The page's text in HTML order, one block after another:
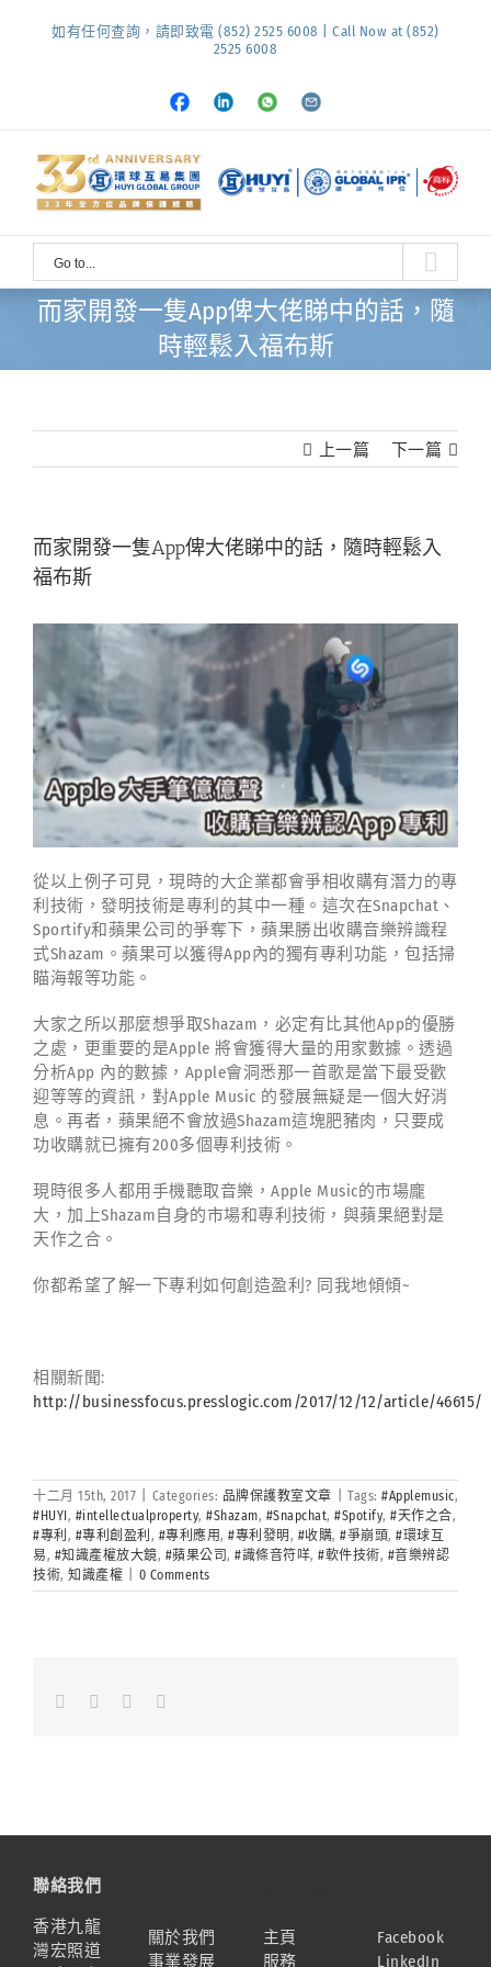
如有任何查詢，請即致電 (852) 2525 6008 | Call Now at (852)
2525 6008
Facebook
LinkedInWhatsapp
Email
Go to...
而家開發一隻App俾大佬睇中的話，隨
時輕鬆入福布斯
上一篇 下一篇
而家開發一隻App俾大佬睇中的話，隨時輕鬆入
福布斯
從以上例子可見，現時的大企業都會爭相收購有潛力的專
利技術，發明技術是專利的其中一種。這次在Snapchat、
Sportify和蘋果公司的爭奪下，蘋果勝出收購音樂辨識程
式Shazam。蘋果可以獲得App內的獨有專利功能，包括掃
瞄海報等功能。
大家之所以那麼想爭取Shazam，必定有比其他App的優勝
之處，更重要的是Apple 將會獲得大量的用家數據。透過
分析App 內的數據，Apple會洞悉那一首歌是當下最受歡
迎等等的資訊，對Apple Music 的發展無疑是一個大好消
息。再者，蘋果絕不會放過Shazam這塊肥豬肉，只要成
功收購就已擁有200多個專利技術。
現時很多人都用手機聽取音樂，Apple Music的市場龐
大，加上Shazam自身的市場和專利技術，與蘋果絕對是
天作之合。
你都希望了解一下專利如何創造盈利? 同我地傾傾~
相關新聞:
http://businessfocus.presslogic.com/2017/12/12/article/46615/
十二月 15th, 2017 Categories: 品牌保護教室文章 Tags: #Applemusic,
#HUYI , #intellectualproperty, #Shazam, #Snapchat, #Spotify, #天作之合,
#專利 , #專利創盈利 , #專利應用, #專利發明, #收購, #爭崩頭, #環球互
易, #知識產權放大鏡, #蘋果公司 , #識條音符咩, #軟件技術, #音樂辨認
技術, 知識產權 0 Comments
FacebookLinkedInWhatsapp
聯絡我們
香港九龍
灣宏照道
關於我們
事業發展
主頁
服務
Facebook
LinkedIn